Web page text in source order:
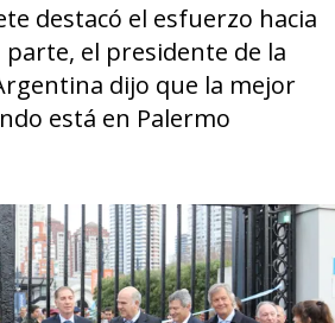
destacó el esfuerzo hacia
el presidente de la
dijo que la mejor
está en Palermo